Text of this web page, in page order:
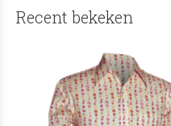
Recent bekeken